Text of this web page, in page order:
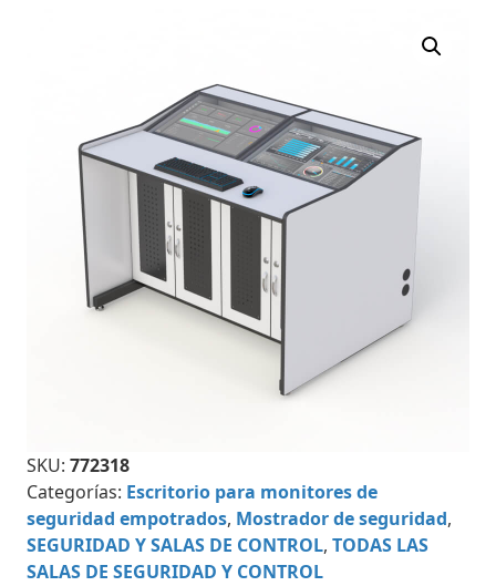
SKU: 772318
Categorías: Escritorio para monitores de
seguridad empotrados, Mostrador de seguridad,
SEGURIDAD Y SALAS DE CONTROL, TODAS LAS
SALAS DE SEGURIDAD Y CONTROL